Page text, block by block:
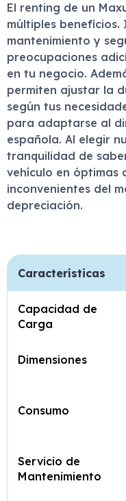
El renting de un
múltiples beneficios.
mantenimiento y
preocupaciones
en tu negocio.
permiten ajustar la
según tus
para adaptarse al
española. Al elegir
tranquilidad de
vehículo en óptimas
inconvenientes del
depreciación.
Características
Capacidad de
Carga
Dimensiones
Consumo
Servicio de
Mantenimiento